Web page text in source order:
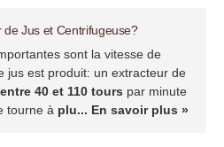
Jus et Centrifugeuse?
sont la vitesse de
jus est produit: un extracteur de
40 et 110 tours par minute
tourne à plu... En savoir plus »